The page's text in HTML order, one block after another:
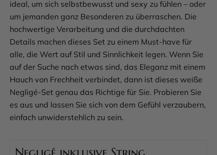
ideal, um sich selbstbewusst und sexy zu fühlen – oder
um jemanden ganz Besonderen zu überraschen. Die
hochwertige Verarbeitung und die durchdachten
Details machen dieses Set zu einem Must-have für
alle, die Wert auf Stil und Sinnlichkeit legen. Wenn Sie
auf der Suche nach etwas sind, das Eleganz mit einem
Hauch von Frechheit verbindet, dann ist dieses weiße
Negligé-Set genau das Richtige für Sie. Probieren Sie
es aus und lassen Sie sich von dem Gefühl verzaubern,
einfach unwiderstehlich zu sein.